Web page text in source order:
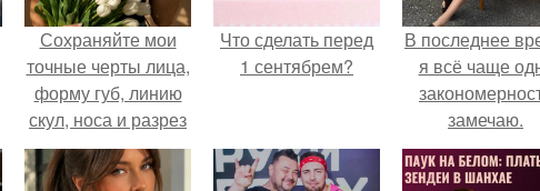
Сохраняйте мои
точные черты лица,
форму губ, линию
скул, носа и разрез
глаз.
Что сделать перед
1 сентябрем?
В последнее
я всё чаще
замечаю.